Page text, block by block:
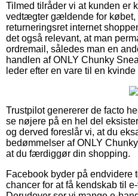
Tilmed tilråder vi at kunden er
vedtægter gældende for købet,
returneringsret internet
det også relevant, at man
ordremail, således man en
handlen af ONLY Chunky
leder efter en vare til en
Trustpilot genererer de facto
se nøjere på en hel del
og derved foreslår vi, at du
bedømmelser af ONLY
at du færdiggør din shopping.
Facebook byder på
chancer for at få kendskab til